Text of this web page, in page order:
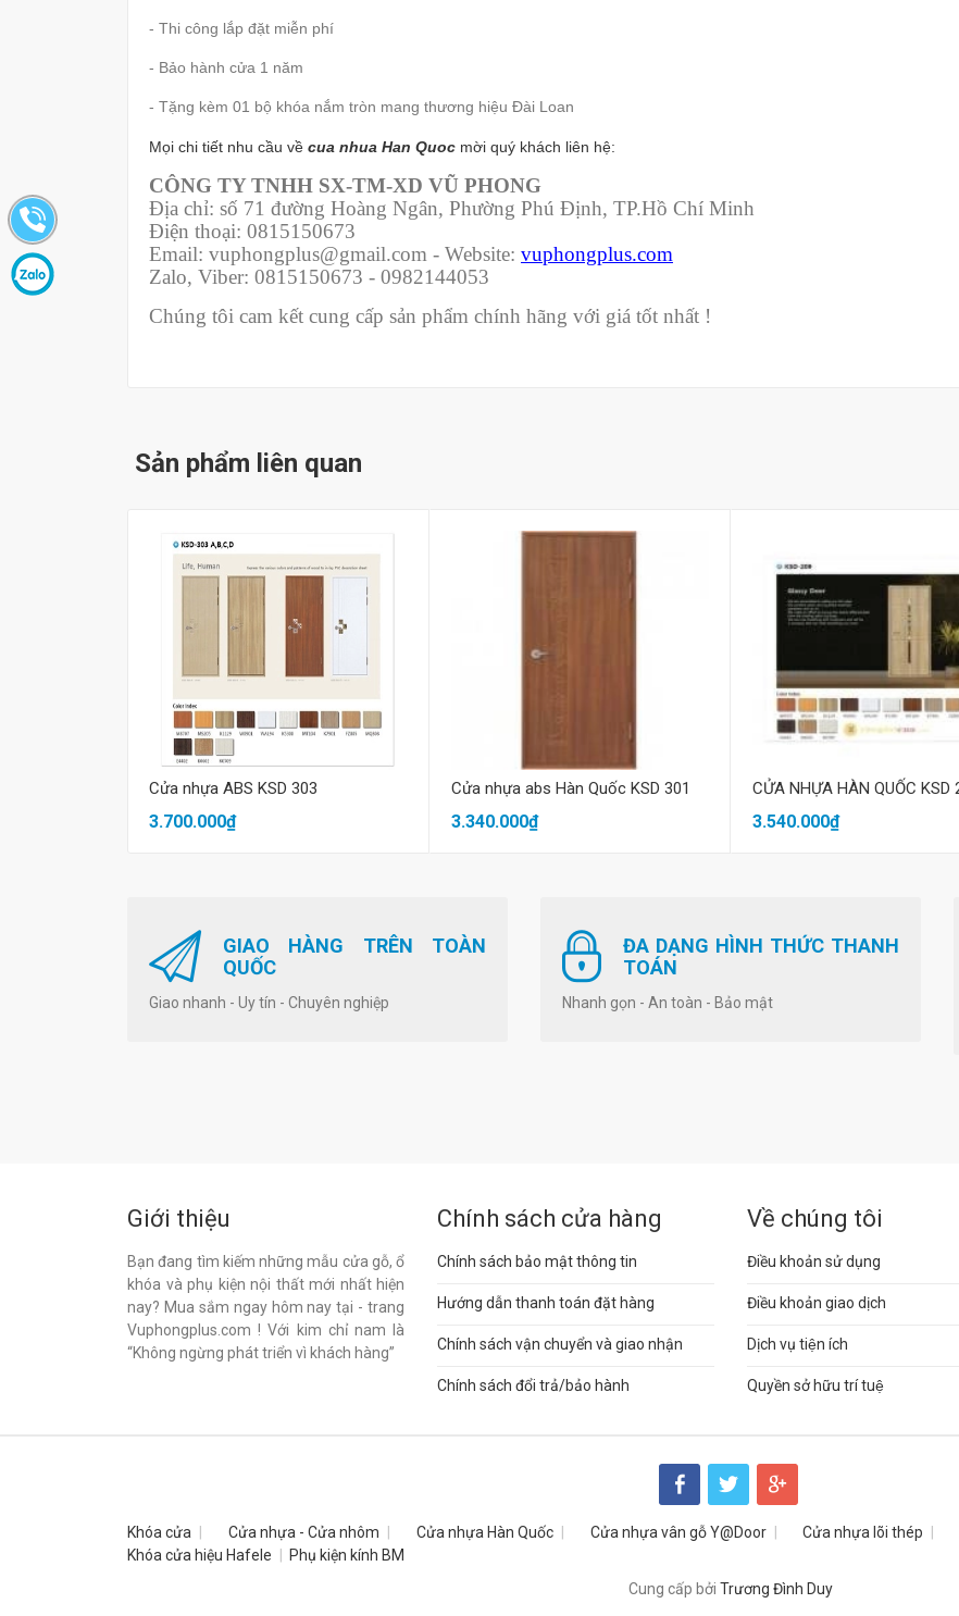
- Thi công lắp đặt miễn phí
- Bảo hành cửa 1 năm
- Tặng kèm 01 bộ khóa nắm tròn mang thương hiệu Đài Loan
Mọi chi tiết nhu cầu về cua nhua Han Quoc mời quý khách liên hệ:
CÔNG TY TNHH SX-TM-XD VŨ PHONG
Địa chỉ: số 71 đường Hoàng Ngân, Phường Phú Định, TP.Hồ Chí Minh
Điện thoại: 0815150673
Email: vuphongplus@gmail.com - Website: vuphongplus.com
Zalo, Viber: 0815150673 - 0982144053
Chúng tôi cam kết cung cấp sản phẩm chính hãng với giá tốt nhất !
Sản phẩm liên quan
Cửa nhựa ABS KSD 303
3.700.000₫
Mua hàng
Cửa nhựa abs Hàn Quốc KSD 301
3.340.000₫
Mua hàng
CỬA NHỰA HÀN QUỐC KSD
3.540.000₫
GIAO HÀNG TRÊN TOÀN
QUỐC
Giao nhanh - Uy tín - Chuyên nghiệp
ĐA DẠNG HÌNH THỨC THANH
TOÁN
Nhanh gọn - An toàn - Bảo mật
Giới thiệu
Bạn đang tìm kiếm những mẫu cửa gỗ, ổ
khóa và phụ kiện nội thất mới nhất hiện
nay? Mua sắm ngay hôm nay tại - trang
Vuphongplus.com ! Với kim chỉ nam là
“Không ngừng phát triển vì khách hàng”
Chính sách cửa hàng
Chính sách bảo mật thông tin
Hướng dẫn thanh toán đặt hàng
Chính sách vận chuyển và giao nhận
Chính sách đổi trả/bảo hành
Về chúng tôi
Điều khoản sử dụng
Điều khoản giao dịch
Dịch vụ tiện ích
Quyền sở hữu trí tuệ
Khóa cửa Cửa nhựa - Cửa nhôm Cửa nhựa Hàn Quốc Cửa nhựa vân gỗ Y@Door Cửa nhựa lõi thép
Khóa cửa hiệu Hafele
Phụ kiện kính BM
Cung cấp bởi Trương Đình Duy